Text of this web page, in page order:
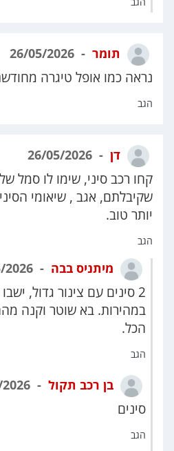
תומר
נראה כמו אופל טיגרה
הגב
דן
קחו רכב סיני, שימו לו סמל
שקיבלתם, אגב , שיאומי
יותר טוב.
הגב
מיתניס בבה
2 סינים עם צינור גדול,
במהירות. בא שוטר וקנה
הכל.
הגב
בן רכב תקול
סינים
הגב